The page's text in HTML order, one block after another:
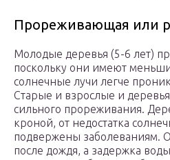
Прореживающая или
Молодые деревья (5-6 лет)
поскольку они имеют
солнечные лучи легче
Старые и взрослые и
сильного прореживания.
кроной, от недостатка
подвержены заболеваниям.
после дождя, а задержка